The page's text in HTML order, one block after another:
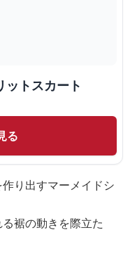
ットスカート
る
り出すマーメイドシ
裾の動きを際立た